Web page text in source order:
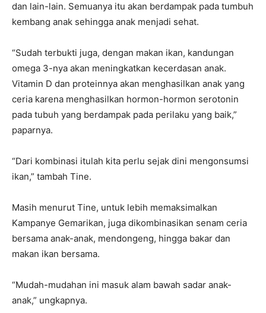
dan lain-lain. Semuanya itu akan berdampak pada tumbuh
kembang anak sehingga anak menjadi sehat.
“Sudah terbukti juga, dengan makan ikan, kandungan
omega 3-nya akan meningkatkan kecerdasan anak.
Vitamin D dan proteinnya akan menghasilkan anak yang
ceria karena menghasilkan hormon-hormon serotonin
pada tubuh yang berdampak pada perilaku yang baik,”
paparnya.
“Dari kombinasi itulah kita perlu sejak dini mengonsumsi
ikan,” tambah Tine.
Masih menurut Tine, untuk lebih memaksimalkan
Kampanye Gemarikan, juga dikombinasikan senam ceria
bersama anak-anak, mendongeng, hingga bakar dan
makan ikan bersama.
“Mudah-mudahan ini masuk alam bawah sadar anak-
anak,” ungkapnya.